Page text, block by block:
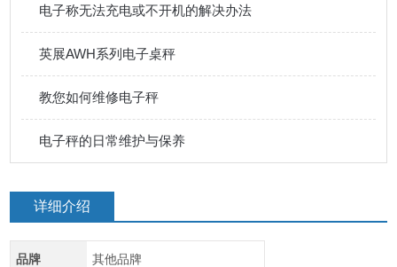
电子称无法充电或不开机的解决办法
英展AWH系列电子桌秤
教您如何维修电子秤
电子秤的日常维护与保养
详细介绍
品牌 其他品牌